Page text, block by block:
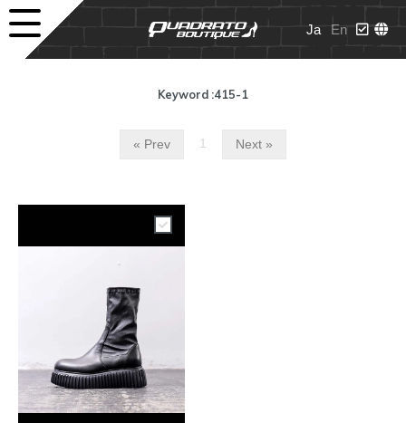
Ja En
Keyword :415-1
« Prev 1 Next »